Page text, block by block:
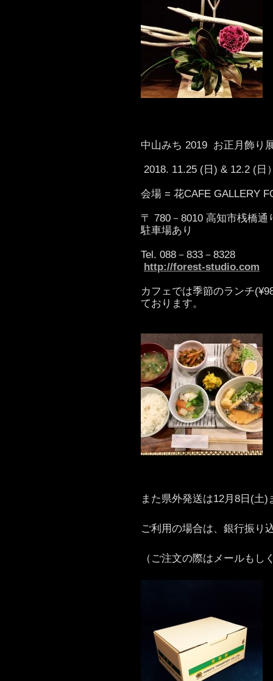
中山みち 2019 お正月飾り
2018. 11.25 (日) & 12.2 (
会場 = 花CAFE GALLERY
〒 780－8010 高知市桟橋
駐車場あり
Tel. 088－833－8328
http://forest-studio.com
カフェでは季節のランチ
ております。
また県外発送は12月8日(土)
ご利用の場合は、銀行振り
（ご注文の際はメールもし